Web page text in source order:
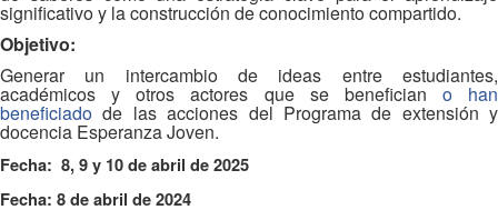
significativo y la construcción de conocimiento compartido.
Objetivo:
Generar un intercambio de ideas entre estudiantes,
académicos y otros actores que se benefician o han
beneficiadode las acciones del Programa de extensión y
docencia Esperanza Joven.
Fecha: 8, 9 y 10 de abril de 2025
Fecha: 8 de abril de 2024